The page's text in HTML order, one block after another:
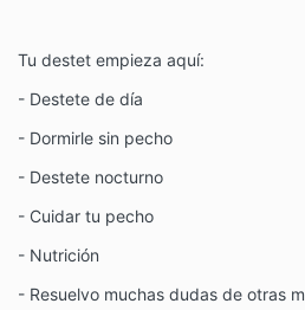
Tu destet empieza aquí:
- Destete de día
- Dormirle sin pecho
- Destete nocturno
- Cuidar tu pecho
- Nutrición
- Resuelvo muchas dudas de otras